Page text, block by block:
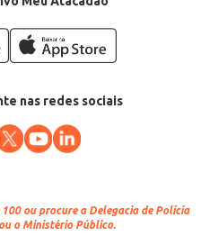
nas redes sociais
100 ou procure a Delegacia de Polícia
o Ministério Público.